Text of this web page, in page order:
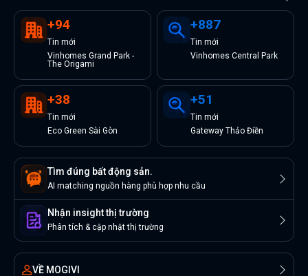
+94
Tin mới
Vinhomes Grand Park -
The Origami
+887
Tin mới
Vinhomes Central Park
+38
Tin mới
Eco Green Sài Gòn
+51
Tin mới
Gateway Thảo Điền
Tìm đúng bất động sản.
AI matching nguồn hàng phù hợp nhu cầu
Nhận insight thị trường
Phân tích & cập nhật thị trường
VỀ MOGIVI